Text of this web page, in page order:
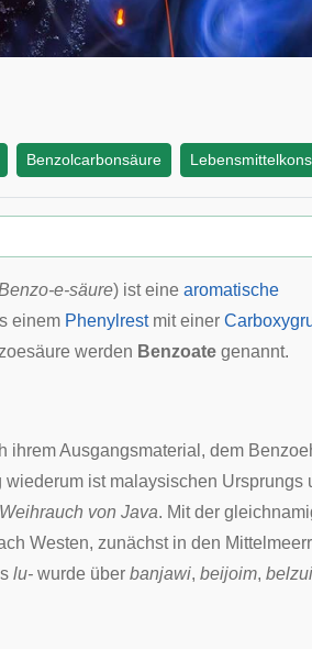
Benzolcarbonsäure
e-säure) ist eine aromatische
einem Phenylrestmit einer
werden Benzoate genannt.
ihrem Ausgangsmaterial, dem
wiederum ist malaysischen Ursprungs
von Java. Mit der
Westen, zunächst in den
lu- wurde über banjawi, beijoim, belzui